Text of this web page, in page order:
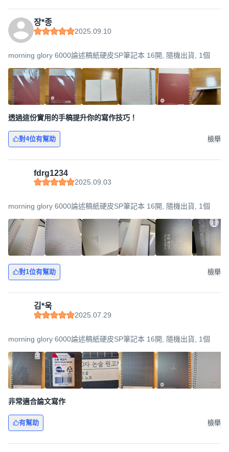
장*종
2025.09.10
morning glory 6000論述稿紙硬皮SP筆記本 16開, 隨機出貨, 1個
透過這份實用的手稿提升你的寫作技巧！
對4位有幫助 檢舉
fdrg1234
2025.09.03
morning glory 6000論述稿紙硬皮SP筆記本 16開, 隨機出貨, 1個
對1位有幫助 檢舉
김*욱
2025.07.29
morning glory 6000論述稿紙硬皮SP筆記本 16開, 隨機出貨, 1個
非常適合論文寫作
有幫助 檢舉